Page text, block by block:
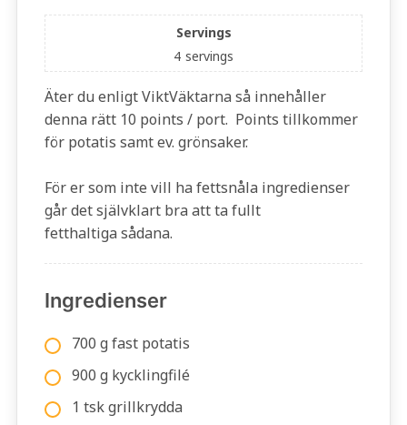
Servings
4 servings
Äter du enligt ViktVäktarna så innehåller
denna rätt 10 points / port. Points tillkommer
för potatis samt ev. grönsaker.
För er som inte vill ha fettsnåla ingredienser
går det självklart bra att ta fullt
fetthaltiga sådana.
Ingredienser
700 g fast potatis
900 g kycklingfilé
1 tsk grillkrydda